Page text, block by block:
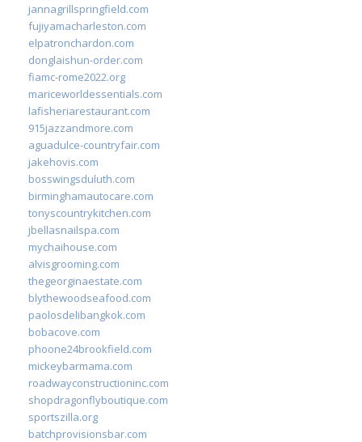
jannagrillspringfield.com
fujiyamacharleston.com
elpatronchardon.com
donglaishun-order.com
fiamc-rome2022.org
mariceworldessentials.com
lafisheriarestaurant.com
915jazzandmore.com
aguadulce-countryfair.com
jakehovis.com
bosswingsduluth.com
birminghamautocare.com
tonyscountrykitchen.com
jbellasnailspa.com
mychaihouse.com
alvisgrooming.com
thegeorginaestate.com
blythewoodseafood.com
paolosdelibangkok.com
bobacove.com
phoone24brookfield.com
mickeybarmama.com
roadwayconstructioninc.com
shopdragonflyboutique.com
sportszilla.org
batchprovisionsbar.com